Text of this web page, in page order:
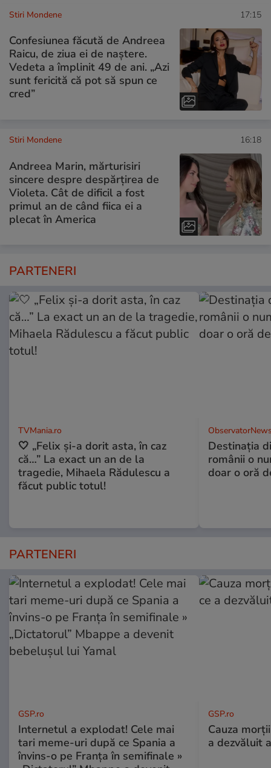
Stiri Mondene 17:15
Confesiunea făcută de Andreea
Raicu, de ziua ei de naștere.
Vedeta a împlinit 49 de ani. „Azi
sunt fericită că pot să spun ce
cred”
Stiri Mondene 16:18
Andreea Marin, mărturisiri
sincere despre despărțirea de
Violeta. Cât de dificil a fost
primul an de când fiica ei a
plecat în America
PARTENERI
TVMania.ro
🤍 „Felix și-a dorit asta, în caz
că…” La exact un an de la
tragedie, Mihaela Rădulescu a
făcut public totul!
Destinaţia
românii o
doar o oră
PARTENERI
GSP.ro
Internetul a explodat! Cele mai
tari meme-uri după ce Spania a
învins-o pe Franța în semifinale »
GSP.ro
Cauza
a dezvăluit